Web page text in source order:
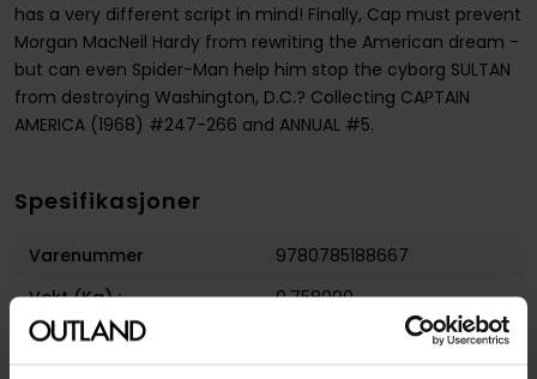
has a very different script in mind! Finally, Cap must prevent
Morgan MacNeil Hardy from rewriting the American dream -
but can even Spider-Man help him stop the cyborg SULTAN
from destroying Washington, D.C.? Collecting CAPTAIN
AMERICA (1968) #247-266 and ANNUAL #5.
Spesifikasjoner
Varenummer
9780785188667
Vekt (Kg) :
0.758000
Opprinnelsesland :